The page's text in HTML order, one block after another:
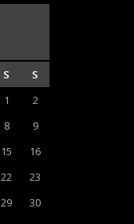
S
S
1
2
8
9
15
16
22
23
29
30